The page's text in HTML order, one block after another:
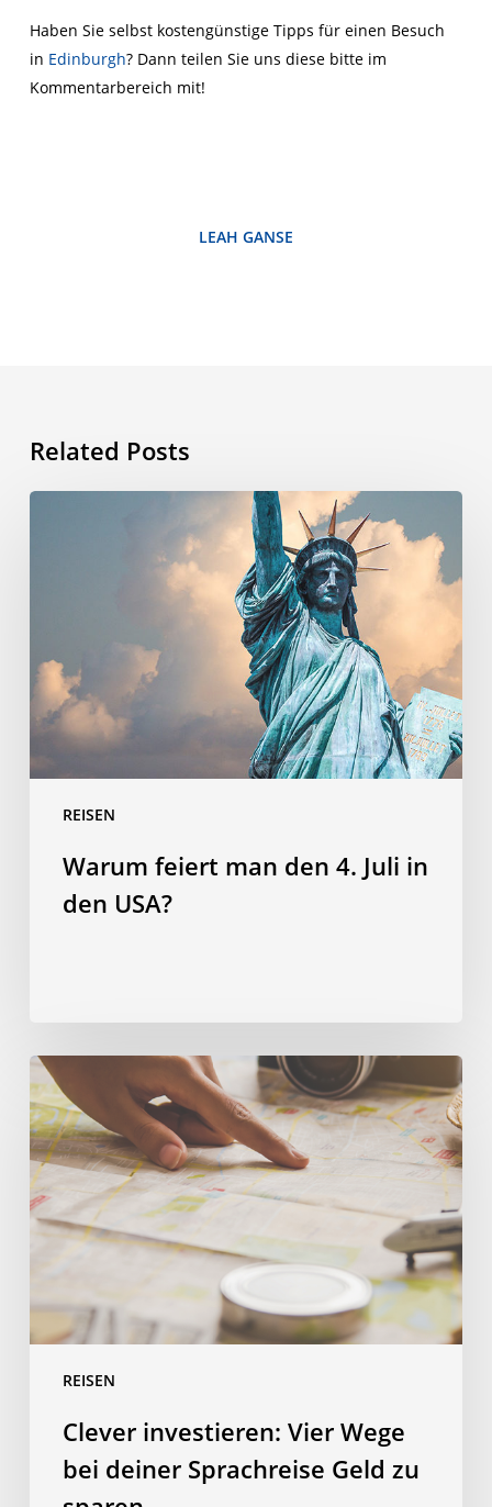
Haben Sie selbst kostengünstige Tipps für einen Besuch
in Edinburgh? Dann teilen Sie uns diese bitte im
Kommentarbereich mit!
LEAH GANSE
Related Posts
REISEN
in
den
USA?
Warum feiert man den 4. Juli in
den USA?
REISEN
Clever
investieren:
Vier
Wege
bei
deiner
Sprachreise
sparen
Clever investieren: Vier Wege
bei deiner Sprachreise Geld zu